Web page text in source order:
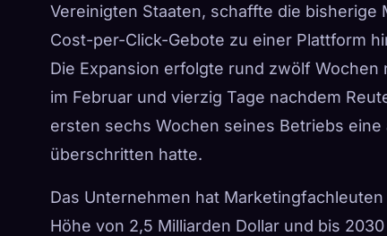
Vereinigten Staaten, schaffte die
Cost-per-Click-Gebote zu einer Plattform
Die Expansion erfolgte rund zwölf
im Februar und vierzig Tage nachdem
ersten sechs Wochen seines Betriebs
überschritten hatte.
Das Unternehmen hat
Höhe von 2,5 Milliarden Dollar und bis